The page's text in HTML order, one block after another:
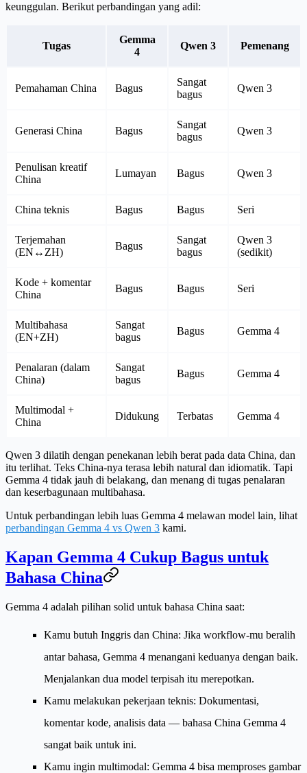
keunggulan. Berikut perbandingan yang adil:
Tugas
Gemma
4
Qwen 3 Pemenang
Pemahaman China Bagus
Sangat
bagus
Qwen 3
Generasi China Bagus
Sangat
bagus
Qwen 3
Penulisan kreatif
China
Lumayan Bagus Qwen 3
China teknis Bagus Bagus Seri
Terjemahan
(EN↔ZH)
Bagus
Sangat
bagus
Qwen 3
(sedikit)
Kode + komentar
China
Bagus Bagus Seri
Multibahasa
(EN+ZH)
Sangat
bagus
Bagus Gemma 4
Penalaran (dalam
China)
Sangat
bagus
Bagus Gemma 4
Multimodal +
China
Didukung Terbatas Gemma 4
Qwen 3 dilatih dengan penekanan lebih berat pada data China, dan
itu terlihat. Teks China-nya terasa lebih natural dan idiomatik. Tapi
Gemma 4 tidak jauh di belakang, dan menang di tugas penalaran
dan keserbagunaan multibahasa.
Untuk perbandingan lebih luas Gemma 4 melawan model lain, lihat
perbandingan Gemma 4 vs Qwen 3 kami.
Kapan Gemma 4 Cukup Bagus untuk
Bahasa China
Gemma 4 adalah pilihan solid untuk bahasa China saat:
Kamu butuh Inggris dan China: Jika workflow-mu beralih
antar bahasa, Gemma 4 menangani keduanya dengan baik.
Menjalankan dua model terpisah itu merepotkan.
Kamu melakukan pekerjaan teknis: Dokumentasi,
komentar kode, analisis data — bahasa China Gemma 4
sangat baik untuk ini.
Kamu ingin multimodal: Gemma 4 bisa memproses gambar